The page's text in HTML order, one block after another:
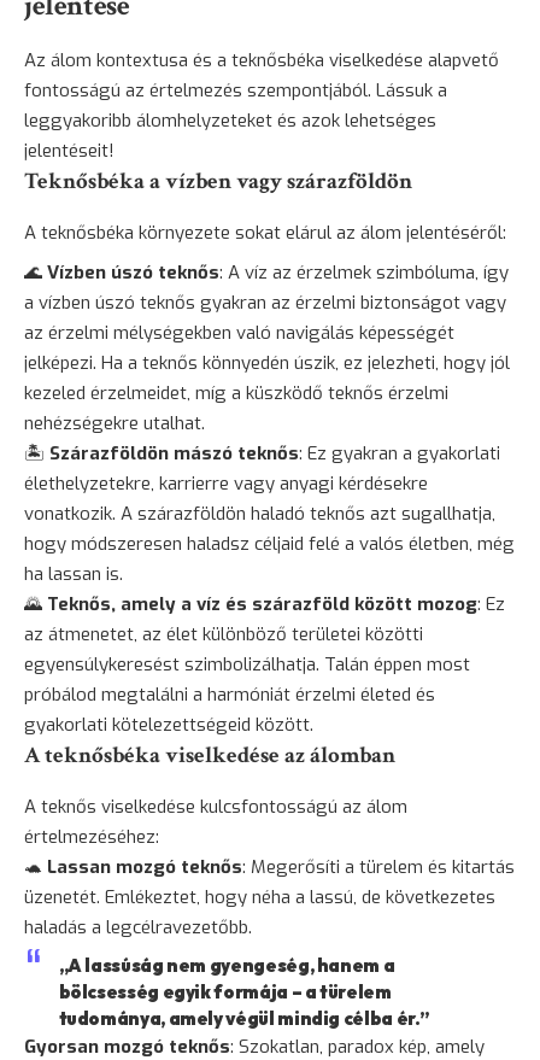
Az álom kontextusa és a teknősbéka viselkedése alapvető
fontosságú az értelmezés szempontjából. Lássuk a
leggyakoribb álomhelyzeteket és azok lehetséges
jelentéseit!
Teknősbéka a vízben vagy szárazföldön
A teknősbéka környezete sokat elárul az álom jelentéséről:
🌊 Vízben úszó teknős: A víz az érzelmek szimbóluma, így
a vízben úszó teknős gyakran az érzelmi biztonságot vagy
az érzelmi mélységekben való navigálás képességét
jelképezi. Ha a teknős könnyedén úszik, ez jelezheti, hogy jól
kezeled érzelmeidet, míg a küszködő teknős érzelmi
nehézségekre utalhat.
🏝️ Szárazföldön mászó teknős: Ez gyakran a gyakorlati
élethelyzetekre, karrierre vagy anyagi kérdésekre
vonatkozik. A szárazföldön haladó teknős azt sugallhatja,
hogy módszeresen haladsz céljaid felé a valós életben, még
ha lassan is.
🌄 Teknős, amely a víz és szárazföld között mozog: Ez
az átmenetet, az élet különböző területei közötti
egyensúlykeresést szimbolizálhatja. Talán éppen most
próbálod megtalálni a harmóniát érzelmi életed és
gyakorlati kötelezettségeid között.
A teknősbéka viselkedése az álomban
A teknős viselkedése kulcsfontosságú az álom
értelmezéséhez:
🐢 Lassan mozgó teknős: Megerősíti a türelem és kitartás
üzenetét. Emlékeztet, hogy néha a lassú, de következetes
haladás a legcélravezetőbb.
„A lassúság nem gyengeség, hanem a
bölcsesség egyik formája – a türelem
tudománya, amely végül mindig célba ér.”
Gyorsan mozgó teknős: Szokatlan, paradox kép, amely